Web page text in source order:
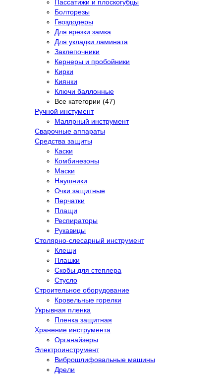
Пассатижи и плоскогубцы
Болторезы
Гвоздодеры
Для врезки замка
Для укладки ламината
Заклепочники
Кернеры и пробойники
Кирки
Киянки
Ключи баллонные
Все категории (47)
Ручной инстумент
Малярный инструмент
Сварочные аппараты
Средства защиты
Каски
Комбинезоны
Маски
Наушники
Очки защитные
Перчатки
Плащи
Респираторы
Рукавицы
Столярно-слесарный инструмент
Клещи
Плашки
Скобы для степлера
Стусло
Строительное оборудование
Кровельные горелки
Укрывная пленка
Пленка защитная
Хранение инструмента
Органайзеры
Электроинструмент
Виброшлифовальные машины
Дрели